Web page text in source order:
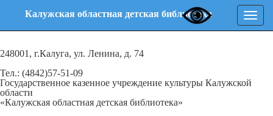
Калужская областная детская библиотека
248001, г.Калуга, ул. Ленина, д. 74
Тел.: (4842)57-51-09
Государственное казенное учреждение культуры Калужской
области
«Калужская областная детская библиотека»